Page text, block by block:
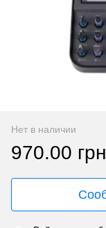
Нет в наличии
970.00 грн